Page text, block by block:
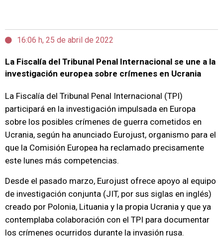
16:06 h, 25 de abril de 2022
La Fiscalía del Tribunal Penal Internacional se une a la
investigación europea sobre crímenes en Ucrania
La Fiscalía del Tribunal Penal Internacional (TPI)
participará en la investigación impulsada en Europa
sobre los posibles crímenes de guerra cometidos en
Ucrania, según ha anunciado Eurojust, organismo para el
que la Comisión Europea ha reclamado precisamente
este lunes más competencias.
Desde el pasado marzo, Eurojust ofrece apoyo al equipo
de investigación conjunta (JIT, por sus siglas en inglés)
creado por Polonia, Lituania y la propia Ucrania y que ya
contemplaba colaboración con el TPI para documentar
los crímenes ocurridos durante la invasión rusa.